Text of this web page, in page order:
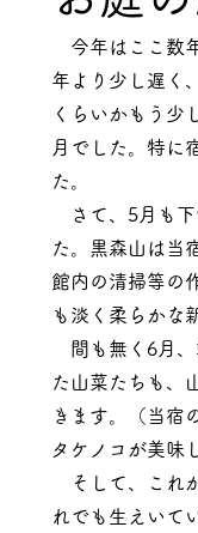
今年はここ数
年より少し遅く
くらいかもう少
月でした。特に
た。
さて、5月も下
た。黒森山は当
館内の清掃等の
も淡く柔らかな
間も無く6月、
た山菜たちも、
きます。（当宿
タケノコが美味
そして、これ
れでも生えいて